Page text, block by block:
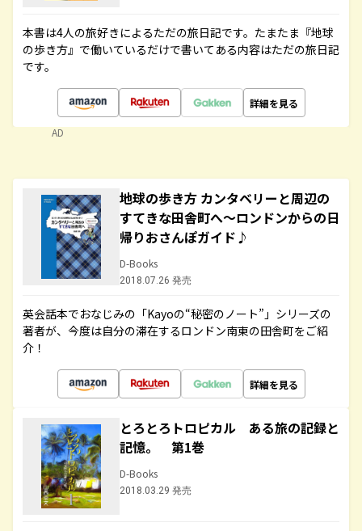
本書は4人の旅好きによるただの旅日記です。たまたま『地球
の歩き方』で働いているだけで書いてある内容はただの旅日記
です。
詳細を見る
AD
地球の歩き方 カンタベリーと周辺の
すてきな田舎町へ～ロンドンからの日
帰りおさんぽガイド♪
D-Books
2018.07.26 発売
英会話本でおなじみの「Kayoの“秘密のノート”」シリーズの
著者が、今度は自分の滞在するロンドン南東の田舎町をご紹
介！
詳細を見る
とろとろトロピカル ある旅の記録と
記憶。 第1巻
D-Books
2018.03.29 発売